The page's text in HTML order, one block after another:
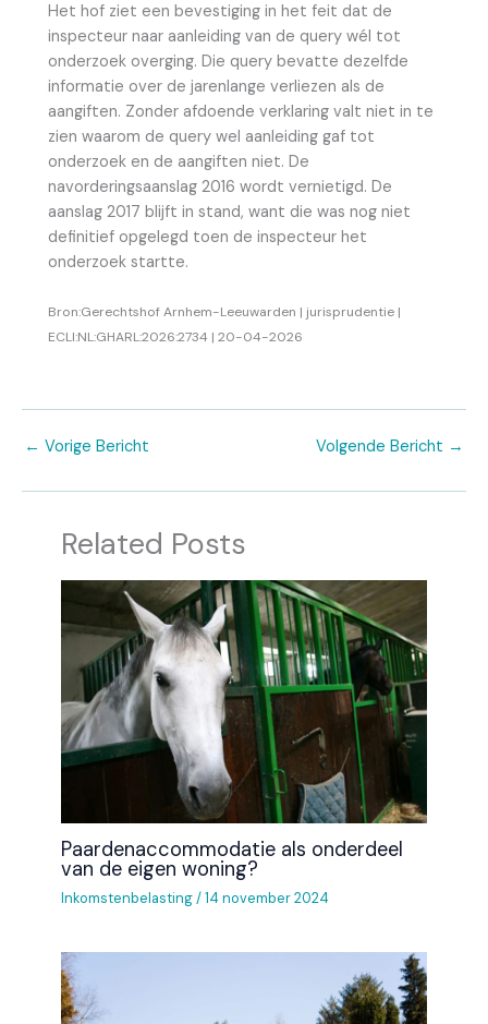
Het hof ziet een bevestiging in het feit dat de
inspecteur naar aanleiding van de query wél tot
onderzoek overging. Die query bevatte dezelfde
informatie over de jarenlange verliezen als de
aangiften. Zonder afdoende verklaring valt niet in te
zien waarom de query wel aanleiding gaf tot
onderzoek en de aangiften niet. De
navorderingsaanslag 2016 wordt vernietigd. De
aanslag 2017 blijft in stand, want die was nog niet
definitief opgelegd toen de inspecteur het
onderzoek startte.
Bron:Gerechtshof Arnhem-Leeuwarden | jurisprudentie |
ECLI:NL:GHARL:2026:2734 | 20-04-2026
← Vorige Bericht Volgende Bericht →
Related Posts
Paardenaccommodatie als onderdeel
van de eigen woning?
Inkomstenbelasting/14 november 2024